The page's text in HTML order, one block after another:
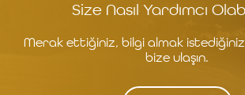
Size Nasıl Yardımcı
Merak ettiğiniz, bilgi almak istediğiniz
bize ulaşın.